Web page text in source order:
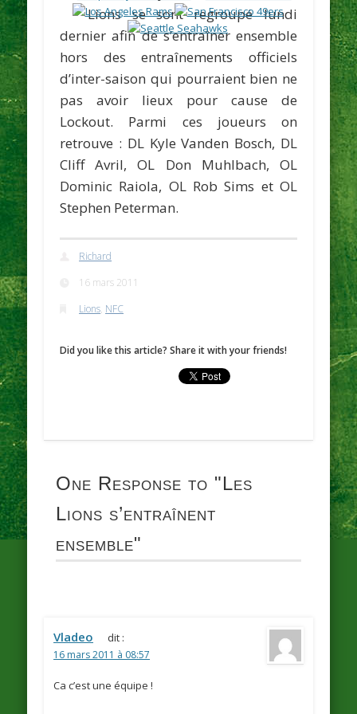
Lions se sont regroupé lundi
dernier afin de s’entraîner ensemble
hors des entraînements officiels
d’inter-saison qui pourraient bien ne
pas avoir lieux pour cause de
Lockout. Parmi ces joueurs on
retrouve : DL Kyle Vanden Bosch, DL
Cliff Avril, OL Don Muhlbach, OL
Dominic Raiola, OL Rob Sims et OL
Stephen Peterman.
Richard
16 mars 2011
Lions, NFC
Did you like this article? Share it with your friends!
One Response to "Les
Lions s’entraînent
ensemble"
Vladeo dit :
16 mars 2011 à 08:57
Ca c’est une équipe !